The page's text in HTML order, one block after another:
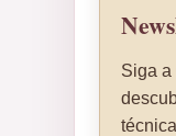
Siga a